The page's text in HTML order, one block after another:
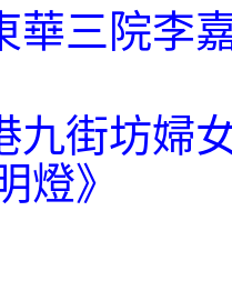
華三院李
九街坊婦
燈》